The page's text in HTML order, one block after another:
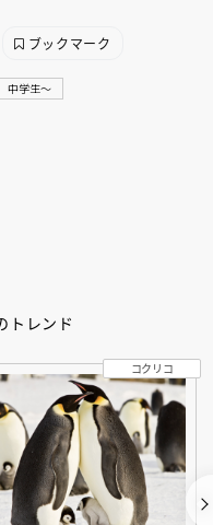
ブックマーク
中学生〜
トレンド
コクリコ